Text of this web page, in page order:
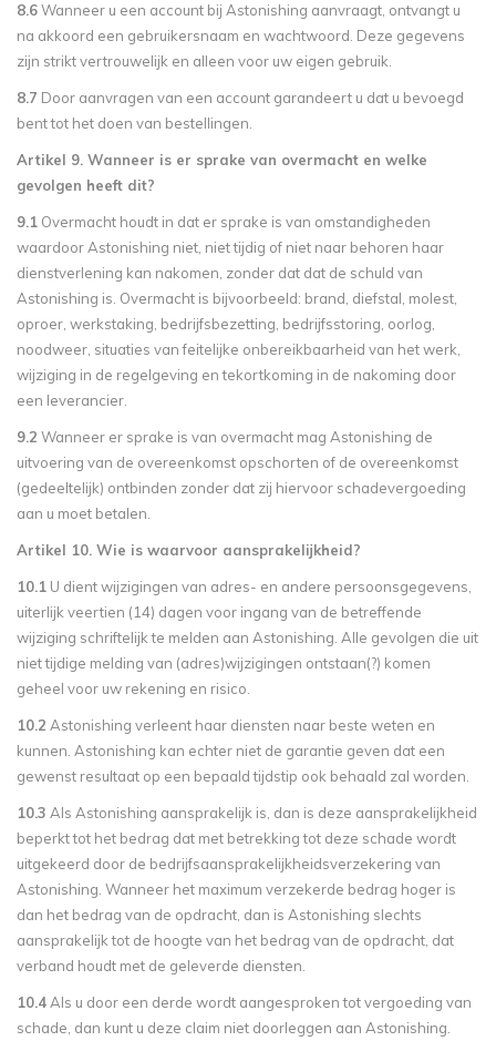
8.6Wanneer u een account bij Astonishing aanvraagt, ontvangt u
na akkoord een gebruikersnaam en wachtwoord. Deze gegevens
zijn strikt vertrouwelijk en alleen voor uw eigen gebruik.
8.7 Door aanvragen van een account garandeert u dat u bevoegd
bent tot het doen van bestellingen.
Artikel 9. Wanneer is er sprake van overmacht en welke
gevolgen heeft dit?
9.1 Overmacht houdt in dat er sprake is van omstandigheden
waardoor Astonishing niet, niet tijdig of niet naar behoren haar
dienstverlening kan nakomen, zonder dat dat de schuld van
Astonishing is. Overmacht is bijvoorbeeld: brand, diefstal, molest,
oproer, werkstaking, bedrijfsbezetting, bedrijfsstoring, oorlog,
noodweer, situaties van feitelijke onbereikbaarheid van het werk,
wijziging in de regelgeving en tekortkoming in de nakoming door
een leverancier.
9.2 Wanneer er sprake is van overmacht mag Astonishing de
uitvoering van de overeenkomst opschorten of de overeenkomst
(gedeeltelijk) ontbinden zonder dat zij hiervoor schadevergoeding
aan u moet betalen.
Artikel 10. Wie is waarvoor aansprakelijkheid?
10.1 U dient wijzigingen van adres- en andere persoonsgegevens,
uiterlijk veertien (14) dagen voor ingang van de betreffende
wijziging schriftelijk te melden aan Astonishing. Alle gevolgen die uit
niet tijdige melding van (adres)wijzigingen ontstaan(?) komen
geheel voor uw rekening en risico.
10.2 Astonishing verleent haar diensten naar beste weten en
kunnen. Astonishing kan echter niet de garantie geven dat een
gewenst resultaat op een bepaald tijdstip ook behaald zal worden.
10.3 Als Astonishing aansprakelijk is, dan is deze aansprakelijkheid
beperkt tot het bedrag dat met betrekking tot deze schade wordt
uitgekeerd door de bedrijfsaansprakelijkheidsverzekering van
Astonishing. Wanneer het maximum verzekerde bedrag hoger is
dan het bedrag van de opdracht, dan is Astonishing slechts
aansprakelijk tot de hoogte van het bedrag van de opdracht, dat
verband houdt met de geleverde diensten.
10.4 Als u door een derde wordt aangesproken tot vergoeding van
schade, dan kunt u deze claim niet doorleggen aan Astonishing.